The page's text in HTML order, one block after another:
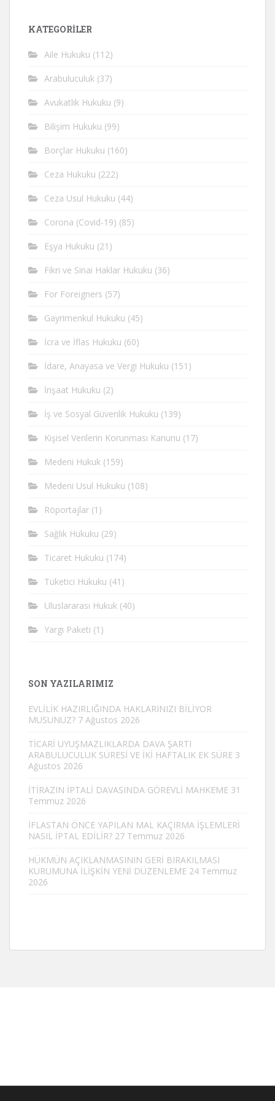
KATEGORİLER
Aile Hukuku (112)
Arabuluculuk (37)
Avukatlık Hukuku (9)
Bilişim Hukuku (99)
Borçlar Hukuku (160)
Ceza Hukuku (222)
Ceza Usul Hukuku (44)
Corona (Covid-19) (85)
Eşya Hukuku (21)
Fikri ve Sinai Haklar Hukuku (36)
For Foreigners (57)
Gayrimenkul Hukuku (45)
İcra ve İflas Hukuku (60)
İdare, Anayasa ve Vergi Hukuku (151)
İnşaat Hukuku (2)
İş ve Sosyal Güvenlik Hukuku (139)
Kişisel Verilerin Korunması Kanunu (17)
Medeni Hukuk (159)
Medeni Usul Hukuku (108)
Röportajlar (1)
Sağlık Hukuku (29)
Ticaret Hukuku (174)
Tüketici Hukuku (41)
Uluslararası Hukuk (40)
Yargı Paketi (1)
SON YAZILARIMIZ
EVLİLİK HAZIRLIĞINDA HAKLARINIZI BİLİYOR
MUSUNUZ? 7 Ağustos 2026
TİCARİ UYUŞMAZLIKLARDA DAVA ŞARTI
ARABULUCULUK SÜRESİ VE İKİ HAFTALIK EK SÜRE 3
Ağustos 2026
İTİRAZIN İPTALİ DAVASINDA GÖREVLİ MAHKEME 31
Temmuz 2026
İFLASTAN ÖNCE YAPILAN MAL KAÇIRMA İŞLEMLERİ
NASIL İPTAL EDİLİR? 27 Temmuz 2026
HÜKMÜN AÇIKLANMASININ GERİ BIRAKILMASI
KURUMUNA İLİŞKİN YENİ DÜZENLEME 24 Temmuz
2026